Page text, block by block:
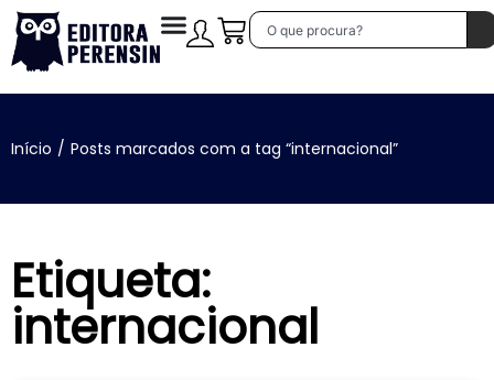
Início / Posts marcados com a tag “internacional”
Etiqueta:
internacional